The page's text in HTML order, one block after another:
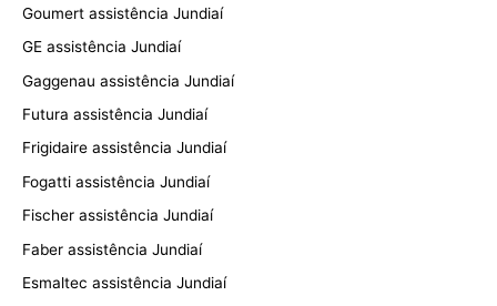
Goumert assistência Jundiaí
GE assistência Jundiaí
Gaggenau assistência Jundiaí
Futura assistência Jundiaí
Frigidaire assistência Jundiaí
Fogatti assistência Jundiaí
Fischer assistência Jundiaí
Faber assistência Jundiaí
Esmaltec assistência Jundiaí